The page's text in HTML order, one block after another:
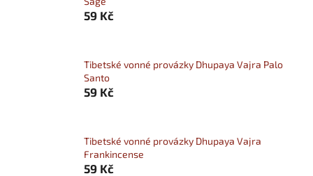
59 Kč
Tibetské vonné provázky Dhupaya Vajra Palo
Santo
59 Kč
Tibetské vonné provázky Dhupaya Vajra
Frankincense
59 Kč